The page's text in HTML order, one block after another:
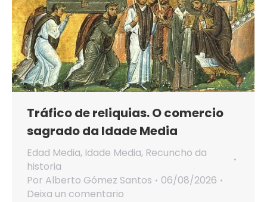
Tráfico de reliquias. O comercio
sagrado da Idade Media
Edad Media, Idade Media, Recuncho da
historia
Por Alberto Gómez Santos
06/08/2026
Deixa un comentario